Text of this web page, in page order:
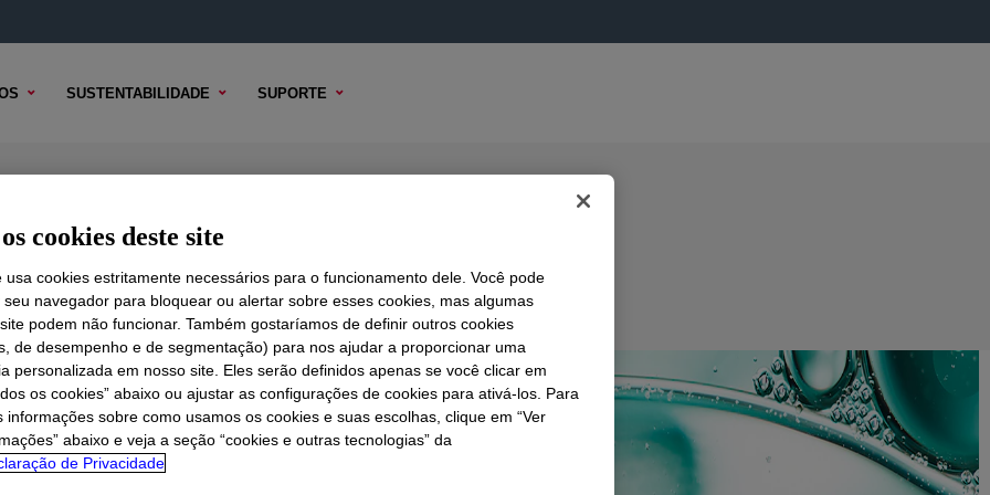
SUSTENTABILIDADE SUPORTE
TÉCNICO OPÇÕES DE AMOSTRA OPÇÕES DE COMPRA
cookies deste site
usa cookies estritamente necessários para o funcionamento dele. Você pode
navegador para bloquear ou alertar sobre esses cookies, mas algumas
podem não funcionar. Também gostaríamos de definir outros cookies
de desempenho e de segmentação) para nos ajudar a proporcionar uma
personalizada em nosso site. Eles serão definidos apenas se você clicar em
os cookies” abaixo ou ajustar as configurações de cookies para ativá-los. Para
informações sobre como usamos os cookies e suas escolhas, clique em “Ver
abaixo e veja a seção “cookies e outras tecnologias” da
de Privacidade